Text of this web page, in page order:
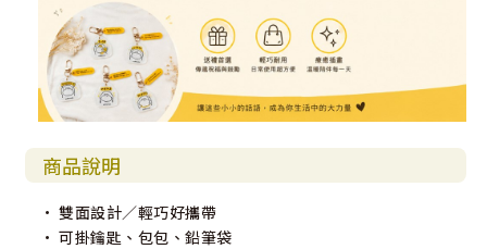
商品說明
• 雙面設計／輕巧好攜帶
• 可掛鑰匙、包包、鉛筆袋